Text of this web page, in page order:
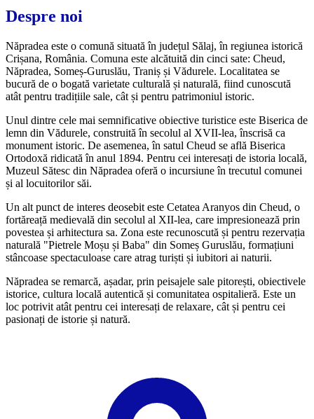
Despre noi
Năpradea este o comună situată în județul Sălaj, în regiunea istorică
Crișana, România. Comuna este alcătuită din cinci sate: Cheud,
Năpradea, Someș-Guruslău, Traniș și Vădurele. Localitatea se
bucură de o bogată varietate culturală și naturală, fiind cunoscută
atât pentru tradițiile sale, cât și pentru patrimoniul istoric.
Unul dintre cele mai semnificative obiective turistice este Biserica de
lemn din Vădurele, construită în secolul al XVII-lea, înscrisă ca
monument istoric. De asemenea, în satul Cheud se află Biserica
Ortodoxă ridicată în anul 1894. Pentru cei interesați de istoria locală,
Muzeul Sătesc din Năpradea oferă o incursiune în trecutul comunei
și al locuitorilor săi.
Un alt punct de interes deosebit este Cetatea Aranyos din Cheud, o
fortăreață medievală din secolul al XII-lea, care impresionează prin
povestea și arhitectura sa. Zona este recunoscută și pentru rezervația
naturală "Pietrele Moșu și Baba" din Someș Guruslău, formațiuni
stâncoase spectaculoase care atrag turiști și iubitori ai naturii.
Năpradea se remarcă, așadar, prin peisajele sale pitorești, obiectivele
istorice, cultura locală autentică și comunitatea ospitalieră. Este un
loc potrivit atât pentru cei interesați de relaxare, cât și pentru cei
pasionați de istorie și natură.